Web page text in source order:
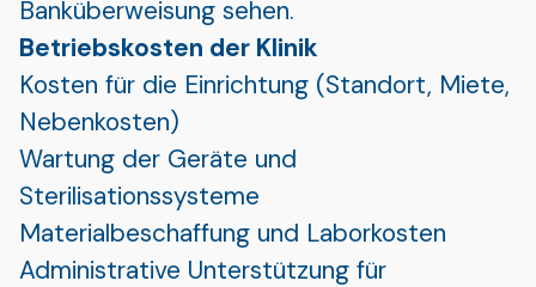
Banküberweisung sehen.
Betriebskosten der Klinik
Kosten für die Einrichtung (Standort, Miete,
Nebenkosten)
Wartung der Geräte und
Sterilisationssysteme
Materialbeschaffung und Laborkosten
Administrative Unterstützung für